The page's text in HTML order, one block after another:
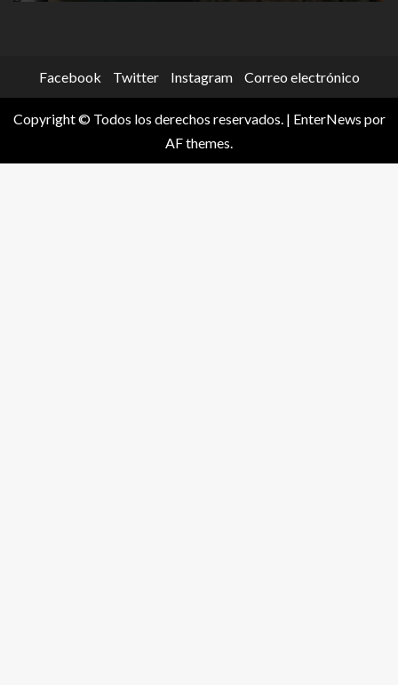
Facebook Twitter Instagram Correo electrónico
Copyright © Todos los derechos reservados. | EnterNews por
AF themes.